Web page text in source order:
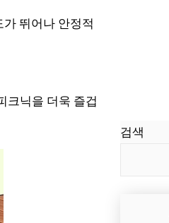
뛰어나 안정적
크닉을 더욱 즐겁
검색